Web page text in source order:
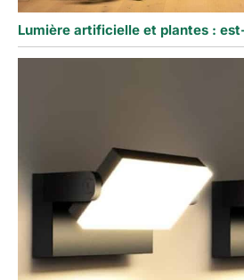
Lumière artificielle et plantes :